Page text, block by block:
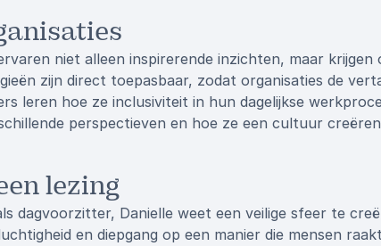
niet alleen inspirerende inzichten, maar
zijn direct toepasbaar, zodat organisaties de
leren hoe ze inclusiviteit in hun dagelijkse
perspectieven en hoe ze een cultuur
lezing
dagvoorzitter, Danielle weet een veilige sfeer te
en diepgang op een manier die mensen